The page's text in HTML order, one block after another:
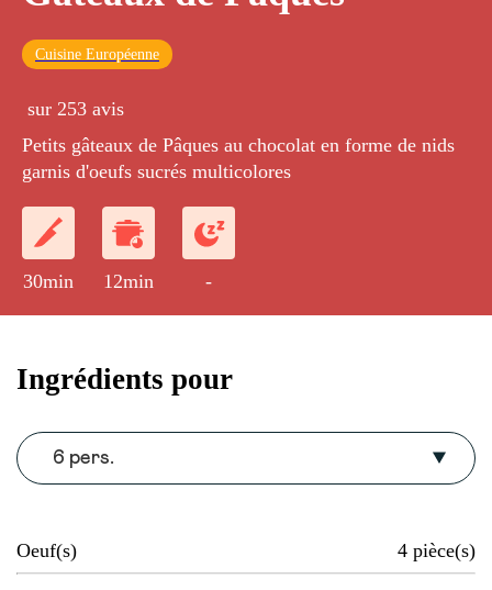
Cuisine Européenne
sur 253 avis
Petits gâteaux de Pâques au chocolat en forme de nids
garnis d'oeufs sucrés multicolores
30min 12min -
Ingrédients pour
6 pers.
Oeuf(s) 4 pièce(s)